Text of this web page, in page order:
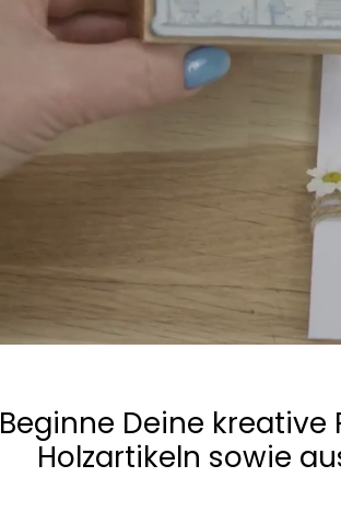
Beginne Deine
Holzartikeln sowie